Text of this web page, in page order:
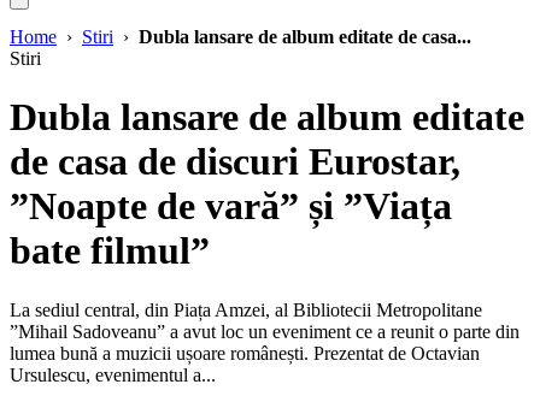
Home › Stiri › Dubla lansare de album editate de casa...
Stiri
Dubla lansare de album editate
de casa de discuri Eurostar,
”Noapte de vară” și ”Viața
bate filmul”
La sediul central, din Piața Amzei, al Bibliotecii Metropolitane
”Mihail Sadoveanu” a avut loc un eveniment ce a reunit o parte din
lumea bună a muzicii ușoare românești. Prezentat de Octavian
Ursulescu, evenimentul a...